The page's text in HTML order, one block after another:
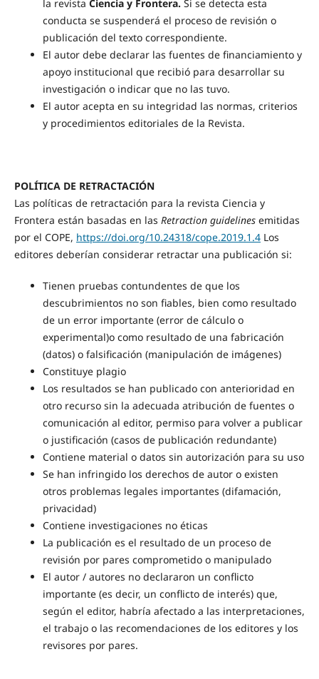
la revista Ciencia y Frontera. Si se detecta esta
conducta se suspenderá el proceso de revisión o
publicación del texto correspondiente.
El autor debe declarar las fuentes de financiamiento y
apoyo institucional que recibió para desarrollar su
investigación o indicar que no las tuvo.
El autor acepta en su integridad las normas, criterios
y procedimientos editoriales de la Revista.
POLÍTICA DE RETRACTACIÓN
Las políticas de retractación para la revista Ciencia y
Frontera están basadas en las Retraction guidelinesemitidas
por el COPE, https://doi.org/10.24318/cope.2019.1.4Los
editores deberían considerar retractar una publicación si:
Tienen pruebas contundentes de que los
descubrimientos no son fiables, bien como resultado
de un error importante (error de cálculo o
experimental)o como resultado de una fabricación
(datos) o falsificación (manipulación de imágenes)
Constituye plagio
Los resultados se han publicado con anterioridad en
otro recurso sin la adecuada atribución de fuentes o
comunicación al editor, permiso para volver a publicar
o justificación (casos de publicación redundante)
Contiene material o datos sin autorización para su uso
Se han infringido los derechos de autor o existen
otros problemas legales importantes (difamación,
privacidad)
Contiene investigaciones no éticas
La publicación es el resultado de un proceso de
revisión por pares comprometido o manipulado
El autor / autores no declararon un conflicto
importante (es decir, un conflicto de interés) que,
según el editor, habría afectado a las interpretaciones,
el trabajo o las recomendaciones de los editores y los
revisores por pares.